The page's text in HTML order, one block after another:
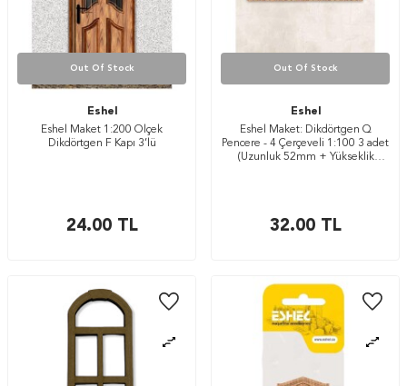
Out Of Stock
Eshel
Eshel Maket 1:200 Ölçek
Dikdörtgen F Kapı 3’lü
24.00TL
Out Of Stock
Eshel
Eshel Maket: Dikdörtgen Q
Pencere - 4 Çerçeveli 1:100 3 adet
(Uzunluk 52mm + Yükseklik
32.00TL